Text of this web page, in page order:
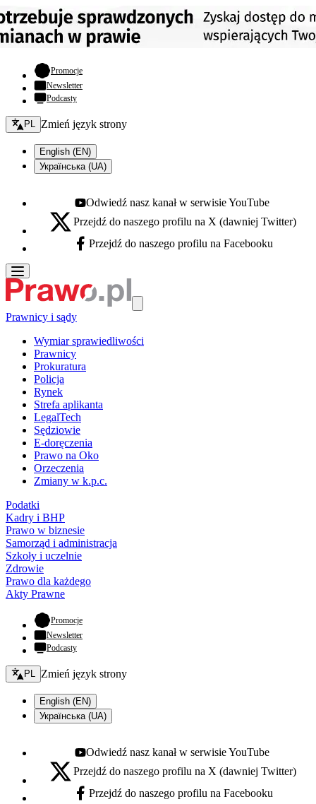
Promocje- otwiera się w nowej karcie
Newsletter
Podcasty
Zmień język - bieżący:
PL Zmień język strony
English (EN)
Українська (UA)
Youtube - otwiera się w nowej karcie
Odwiedź nasz kanał w serwisie YouTube
X - otwiera się w nowej karcie
Przejdź do naszego profilu na X (dawniej Twitter)
Facebook - otwiera się w nowej karcie
Przejdź do naszego profilu na Facebooku
Prawnicy i sądy
Wymiar sprawiedliwości
Prawnicy
Prokuratura
Policja
Rynek
Strefa aplikanta
LegalTech
Sędziowie
E-doręczenia
Prawo na Oko
Orzeczenia
Zmiany w k.p.c.
Podatki
Kadry i BHP
Prawo w biznesie
Samorząd i administracja
Szkoły i uczelnie
Zdrowie
Prawo dla każdego
Akty Prawne
Promocje- otwiera się w nowej karcie
Newsletter
Podcasty
Zmień język - bieżący:
PL Zmień język strony
English (EN)
Українська (UA)
Youtube - otwiera się w nowej karcie
Odwiedź nasz kanał w serwisie YouTube
X - otwiera się w nowej karcie
Przejdź do naszego profilu na X (dawniej Twitter)
Facebook - otwiera się w nowej karcie
Przejdź do naszego profilu na Facebooku